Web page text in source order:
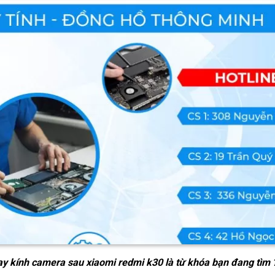
kính camera sau xiaomi redmi k30là từ khóa bạn đang tìm